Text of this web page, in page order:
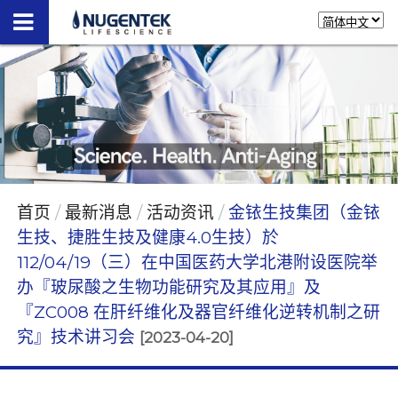
首页 最新消息 活动资讯
金铱生技集团（金铱
生技、捷胜生技及健康4.0生技）於
112/04/19（三）在中国医药大学北港附设医院举
办『玻尿酸之生物功能研究及其应用』及
『ZC008 在肝纤维化及器官纤维化逆转机制之研
究』技术讲习会 [2023-04-20]